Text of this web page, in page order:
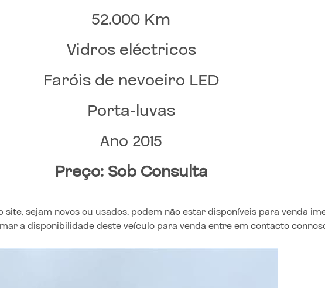
52.000 Km
Vidros eléctricos
Faróis de nevoeiro LED
Porta-luvas
Ano 2015
Preço: Sob Consulta
sejam novos ou usados, podem não estar disponíveis para venda
a disponibilidade deste veículo para venda entre em contacto